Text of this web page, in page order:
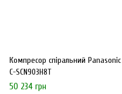
Компресор спіральний Panasonic
C-SCN903H8T
50 234 грн